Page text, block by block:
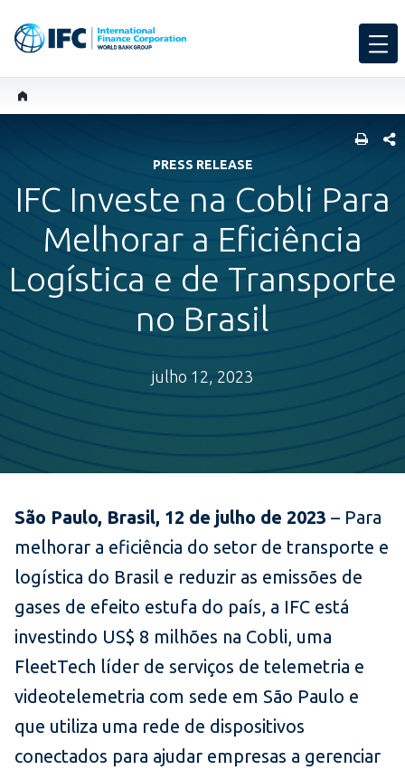
PRESS RELEASE
IFC Investe na Cobli Para
Melhorar a Eficiência
Logística e de Transporte
no Brasil
julho 12, 2023
São Paulo, Brasil, 12 de julho de 2023 – Para
melhorar a eficiência do setor de transporte e
logística do Brasil e reduzir as emissões de
gases de efeito estufa do país, a IFC está
investindo US$ 8 milhões na Cobli, uma
FleetTech líder de serviços de telemetria e
videotelemetria com sede em São Paulo e
que utiliza uma rede de dispositivos
conectados para ajudar empresas a gerenciar